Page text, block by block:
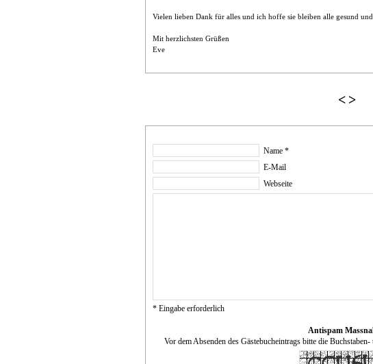
Vielen lieben Dank für alles und ich hoffe sie bleiben alle gesund
Mit herzlichsten Grüßen
Eve
< >
Name *
E-Mail
Webseite
* Eingabe erforderlich
Antispam
Vor dem Absenden des Gästebucheintrags bitte die